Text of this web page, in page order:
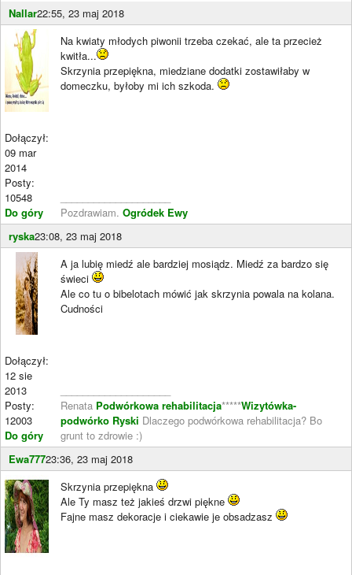
Nallar22:55, 23 maj 2018
Dołączył:
09 mar
2014
Posty:
10548
Do góry
Na kwiaty młodych piwonii trzeba czekać, ale ta przecież
kwitła...
Skrzynia przepiękna, miedziane dodatki zostawiłaby w
domeczku, byłoby mi ich szkoda.
Pozdrawiam. Ogródek Ewy
ryska23:08, 23 maj 2018
Dołączył:
12 sie
2013
Posty:
12003
Do góry
A ja lubię miedź ale bardziej mosiądz. Miedź za bardzo się
świeci
Ale co tu o bibelotach mówić jak skrzynia powala na kolana.
Cudności
Renata Podwórkowa rehabilitacja*****Wizytówka-
podwórko Ryski Dlaczego podwórkowa rehabilitacja? Bo
grunt to zdrowie :)
Ewa77723:36, 23 maj 2018
Skrzynia przepiękna
Ale Ty masz też jakieś drzwi piękne
Fajne masz dekoracje i ciekawie je obsadzasz